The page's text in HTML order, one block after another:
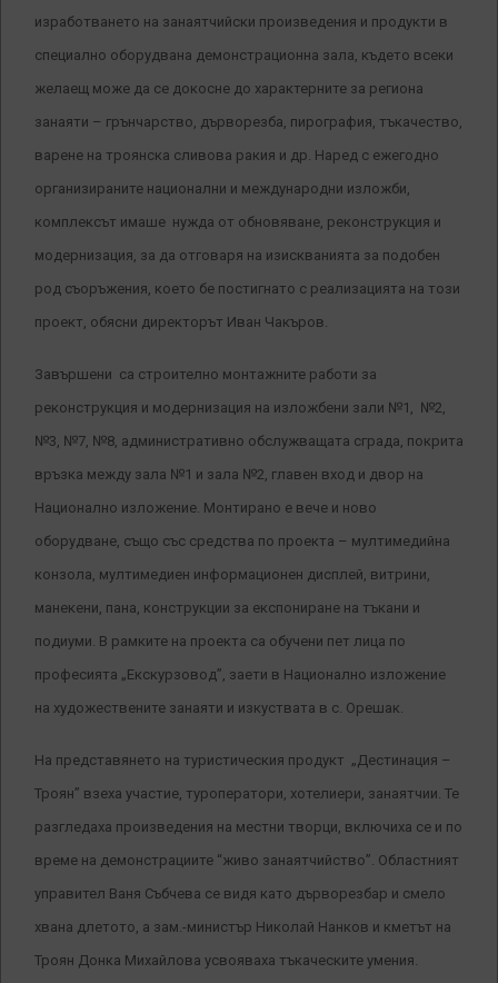
изработването на занаятчийски произведения и продукти в
специално оборудвана демонстрационна зала, където всеки
желаещ може да се докосне до характерните за региона
занаяти – грънчарство, дърворезба, пирография, тъкачество,
варене на троянска сливова ракия и др. Наред с ежегодно
организираните национални и международни изложби,
комплексът имаше нужда от обновяване, реконструкция и
модернизация, за да отговаря на изискванията за подобен
род съоръжения, което бе постигнато с реализацията на този
проект, обясни директорът Иван Чакъров.
Завършени са строително монтажните работи за
реконструкция и модернизация на изложбени зали №1, №2,
№3, №7, №8, административно обслужващата сграда, покрита
връзка между зала №1 и зала №2, главен вход и двор на
Национално изложение. Монтирано е вече и ново
оборудване, също със средства по проекта – мултимедийна
конзола, мултимедиен информационен дисплей, витрини,
манекени, пана, конструкции за експониране на тъкани и
подиуми. В рамките на проекта са обучени пет лица по
професията „Екскурзовод”, заети в Национално изложение
на художествените занаяти и изкуствата в с. Орешак.
На представянето на туристическия продукт „Дестинация –
Троян” взеха участие, туроператори, хотелиери, занаятчии. Те
разгледаха произведения на местни творци, включиха се и по
време на демонстрациите “живо занаятчийство”. Областният
управител Ваня Събчева се видя като дърворезбар и смело
хвана длетото, а зам.-министър Николай Нанков и кметът на
Троян Донка Михайлова усвояваха тъкаческите умения.